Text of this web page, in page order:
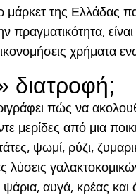
της Ελλάδας
πραγματικότητα,
χρήματα
διατροφή;
πώς να
μερίδες από μια
ψωμί, ρύζι,
λύσεις
αυγά, κρέας και